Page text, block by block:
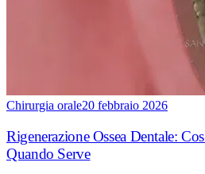
Chirurgia orale20 febbraio 2026
Rigenerazione Ossea Dentale:
Quando Serve